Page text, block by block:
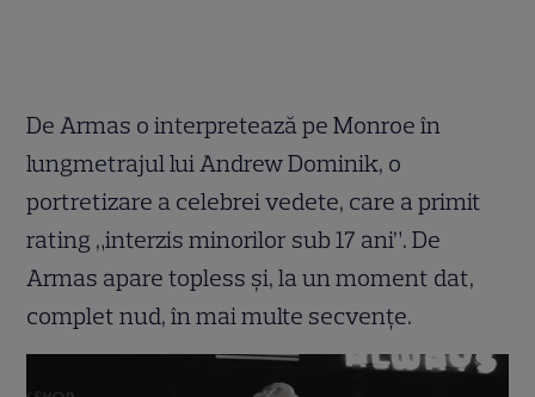
De Armas o interpretează pe Monroe în
lungmetrajul lui Andrew Dominik, o
portretizare a celebrei vedete, care a primit
rating „interzis minorilor sub 17 ani”. De
Armas apare topless și, la un moment dat,
complet nud, în mai multe secvențe.